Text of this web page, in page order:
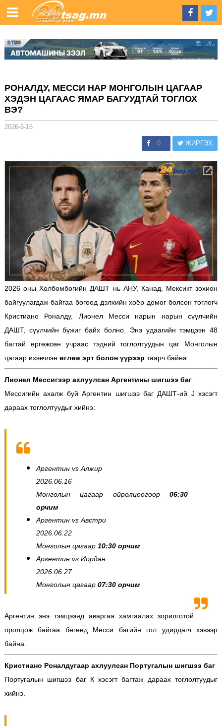
РОНАЛДУ, МЕССИ НАР МОНГОЛЫН ЦАГААР
ХЭДЭН ЦАГААС ЯМАР БАГУУДТАЙ ТОГЛОХ
ВЭ?
2026-6-16
0 ЖИРГЭХ
2026 оны Хөлбөмбөгийн ДАШТ нь АНУ, Канад, Мексикт зохион
байгуулагдаж байгаа бөгөөд дэлхийн хоёр домог болсон тоглогч
Кристиано Роналду, Лионел Месси нарын нарын сүүлчийн
ДАШТ, сүүлчийн бүжиг байх болно. Энэ удаагийн тэмцээн 48
багтай өргөжсөн учраас тэдний тоглолтуудын цаг Монголын
цагаар ихэвчлэн өглөө эрт болон үүрээр таарч байна.
Лионел Мессигээр ахлуулсан Аргентины шигшээ баг
Мессигийн ахалж буй Аргентин шигшээ баг ДАШТ-ий J хэсэгт
дараах тоглолтуудыг хийнэ:
Аргентин vs Алжир
2026.06.16
Монголын цагаар ойролцоогоор06:30
орчим
Аргентин vs Австри
2026.06.22
Монголын цагаар 10:30 орчим
Аргентин vs Иордан
2026.06.27
Монголын цагаар 07:30 орчим
Аргентин энэ тэмцээнд аваргаа хамгаалах зорилготой
оролцож байгаа бөгөөд Месси багийн гол удирдагч хэвээр
байна.
Кристиано Роналдугаар ахлуулсан Португалын шигшээ баг
Португалын шигшээ баг К хэсэгт багтаж дараах тоглолтуудыг
хийнэ.